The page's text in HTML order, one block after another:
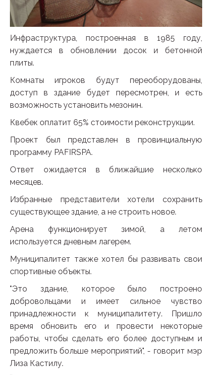
Инфраструктура, построенная в 1985 году,
нуждается в обновлении досок и бетонной
плиты.
Комнаты игроков будут переоборудованы,
доступ в здание будет пересмотрен, и есть
возможность установить мезонин.
Квебек оплатит 65% стоимости реконструкции.
Проект был представлен в провинциальную
программу PAFIRSPA.
Ответ ожидается в ближайшие несколько
месяцев.
Избранные представители хотели сохранить
существующее здание, а не строить новое.
Арена функционирует зимой, а летом
используется дневным лагерем.
Муниципалитет также хотел бы развивать свои
спортивные объекты.
"Это здание, которое было построено
добровольцами и имеет сильное чувство
принадлежности к муниципалитету. Пришло
время обновить его и провести некоторые
работы, чтобы сделать его более доступным и
предложить больше мероприятий", - говорит мэр
Лиза Кастилу.